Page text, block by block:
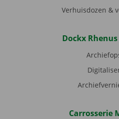
Verhuisdozen &
Dockx
Carrosserie